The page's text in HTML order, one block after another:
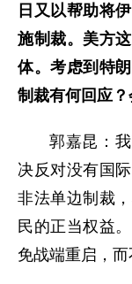
日又以帮助将
施制裁。美方
体。考虑到特
制裁有何回应
郭嘉昆：
决反对没有国
非法单边制裁
民的正当权益
免战端重启，而